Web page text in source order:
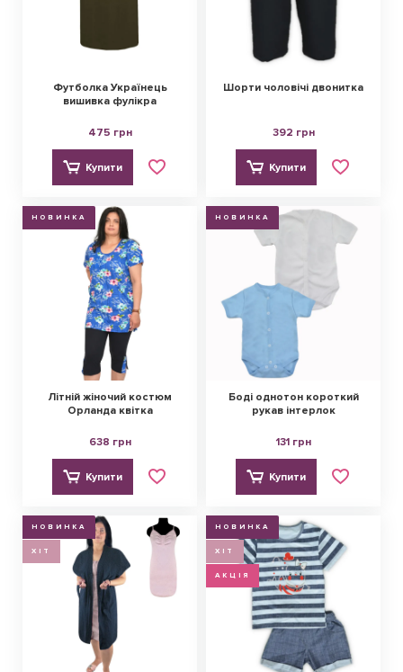
Футболка Українець
вишивка фулікра
475 грн
Купити
Шорти чоловічі двонитка
392 грн
Купити
НОВИНКА
Літній жіночий костюм
Орланда квітка
638 грн
Купити
НОВИНКА
Боді однотон короткий
рукав інтерлок
131 грн
Купити
НОВИНКА
ХІТ
НОВИНКА
ХІТ
АКЦІЯ